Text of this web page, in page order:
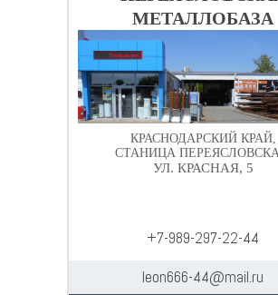
МЕТАЛЛОБАЗА
КРАСНОДАРСКИЙ КРАЙ,
СТАНИЦА
УЛ. КРАСНАЯ, 5
+7-989-297-22-44
leon666-44@mail.ru